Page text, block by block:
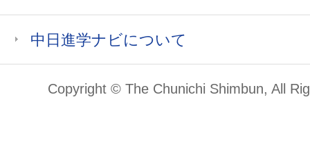
中日進学ナビについて
Copyright © The Chunichi Shimbun, All